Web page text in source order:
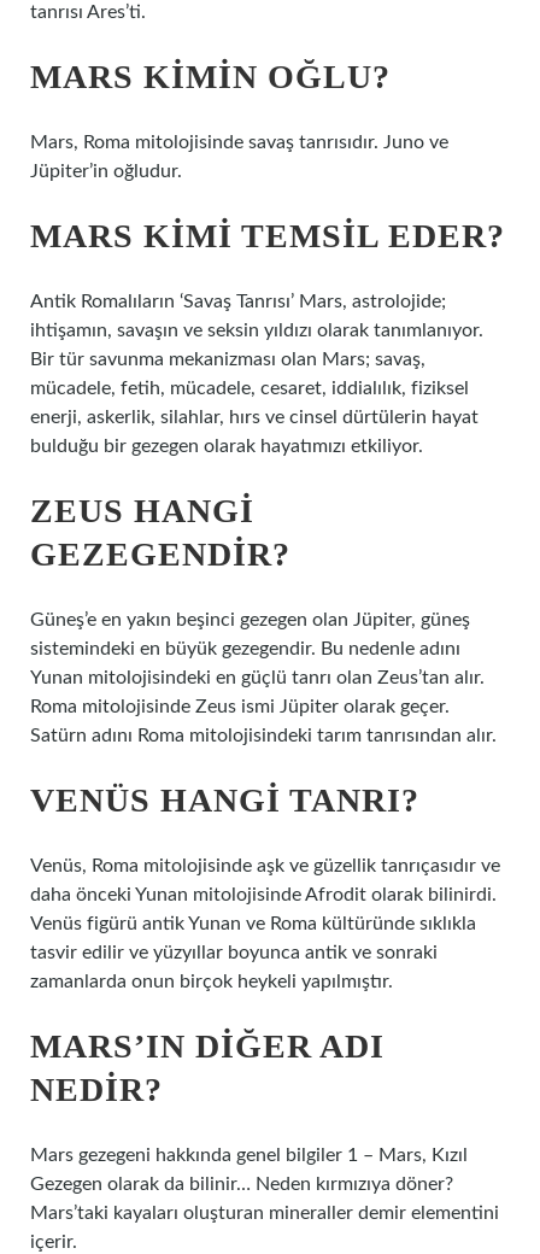
tanrısı Ares’ti.
MARS KIMIN OĞLU?
Mars, Roma mitolojisinde savaş tanrısıdır. Juno ve
Jüpiter’in oğludur.
MARS KIMI TEMSIL EDER?
Antik Romalıların ‘Savaş Tanrısı’ Mars, astrolojide;
ihtişamın, savaşın ve seksin yıldızı olarak tanımlanıyor.
Bir tür savunma mekanizması olan Mars; savaş,
mücadele, fetih, mücadele, cesaret, iddialılık, fiziksel
enerji, askerlik, silahlar, hırs ve cinsel dürtülerin hayat
bulduğu bir gezegen olarak hayatımızı etkiliyor.
ZEUS HANGI
GEZEGENDIR?
Güneş’e en yakın beşinci gezegen olan Jüpiter, güneş
sistemindeki en büyük gezegendir. Bu nedenle adını
Yunan mitolojisindeki en güçlü tanrı olan Zeus’tan alır.
Roma mitolojisinde Zeus ismi Jüpiter olarak geçer.
Satürn adını Roma mitolojisindeki tarım tanrısından alır.
VENÜS HANGI TANRI?
Venüs, Roma mitolojisinde aşk ve güzellik tanrıçasıdır ve
daha önceki Yunan mitolojisinde Afrodit olarak bilinirdi.
Venüs figürü antik Yunan ve Roma kültüründe sıklıkla
tasvir edilir ve yüzyıllar boyunca antik ve sonraki
zamanlarda onun birçok heykeli yapılmıştır.
MARS’IN DIĞER ADI
NEDIR?
Mars gezegeni hakkında genel bilgiler 1 – Mars, Kızıl
Gezegen olarak da bilinir… Neden kırmızıya döner?
Mars’taki kayaları oluşturan mineraller demir elementini
içerir.